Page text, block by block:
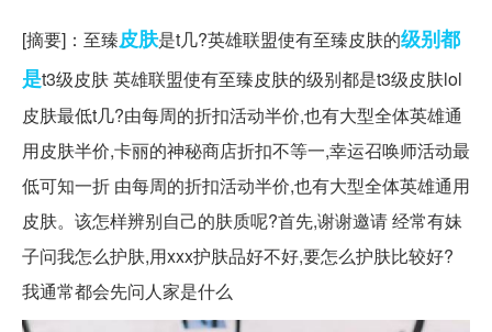
[摘要]：至臻皮肤是t几?英雄联盟使有至臻皮肤的级别都
是t3级皮肤 英雄联盟使有至臻皮肤的级别都是t3级皮肤lol
皮肤最低t几?由每周的折扣活动半价,也有大型全体英雄通
用皮肤半价,卡丽的神秘商店折扣不等一,幸运召唤师活动最
低可知一折 由每周的折扣活动半价,也有大型全体英雄通用
皮肤。该怎样辨别自己的肤质呢?首先,谢谢邀请 经常有妹
子问我怎么护肤,用xxx护肤品好不好,要怎么护肤比较好?
我通常都会先问人家是什么